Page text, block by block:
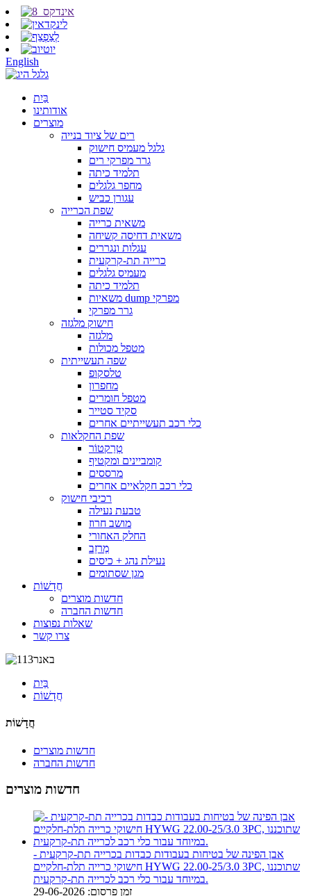
English
בַּיִת
אודותינו
מוצרים
רים של ציוד בנייה
גלגל מעמיס חישוק
גרר מפרקי רים
תלמיד כיתה
מחפר גלגלים
עגורן כביש
שפת הכרייה
משאית כרייה
משאית דחיסה קשיחה
עגלות ונגררים
כרייה תת-קרקעית
מעמיס גלגלים
תלמיד כיתה
משאיות dump מפרקי
גרר מפרקי
חישוק מלגזה
מלגזה
מטפל מכולות
שפה תעשייתית
טלסקופ
מחפרון
מטפל חומרים
סקיד סטייר
כלי רכב תעשייתיים אחרים
שפת החקלאות
טְרַקטוֹר
קומביינים ומקטיף
מרססים
כלי רכב חקלאיים אחרים
רכיבי חישוק
טבעת נעילה
מושב חרוז
החלק האחורי
מַרזֵב
נעילת נהג + כיסים
מגן שסתומים
חֲדָשׁוֹת
חדשות מוצרים
חדשות החברה
שאלות נפוצות
צרו קשר
בַּיִת
חֲדָשׁוֹת
חֲדָשׁוֹת
חדשות מוצרים
חדשות החברה
חדשות מוצרים
אבן הפינה של בטיחות בעבודות כבדות בכרייה תת-קרקעית -
חישוקי כרייה תלת-חלקיים HYWG 22.00-25/3.0 3PC, שתוכננו
במיוחד עבור כלי רכב לכרייה תת-קרקעית.
זמן פרסום: 29-06-2026